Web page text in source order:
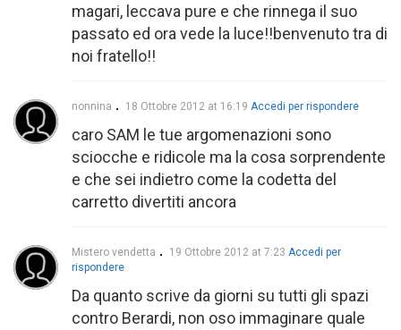
magari, leccava pure e che rinnega il suo
passato ed ora vede la luce!!benvenuto tra di
noi fratello!!
nonnina 18 Ottobre 2012 at 16:19 Accedi per rispondere
caro SAM le tue argomenazioni sono
sciocche e ridicole ma la cosa sorprendente
e che sei indietro come la codetta del
carretto divertiti ancora
Mistero vendetta 19 Ottobre 2012 at 7:23 Accedi per
rispondere
Da quanto scrive da giorni su tutti gli spazi
contro Berardi, non oso immaginare quale